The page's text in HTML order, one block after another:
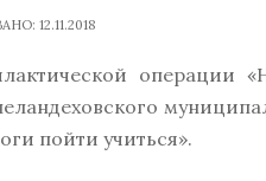
12.11.2018
операции
пойти учиться».